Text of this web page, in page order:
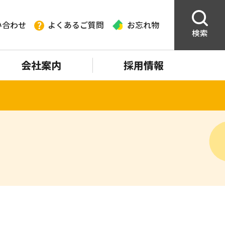
わせ よくあるご質問 お忘れ物
検索
会社案内 採用情報